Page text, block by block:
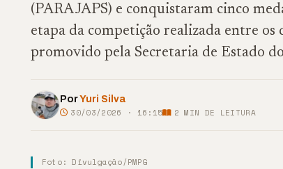
(PARAJAPS) e conquistaram cinco
etapa da competição realizada entre
promovido pela Secretaria de Estado
PorYuri Silva
30/03/2026 · 16:15 2 MIN DE LEITURA
Foto: Divulgação/PMPG